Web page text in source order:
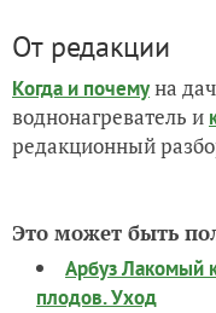
От редакции
Когда и почемуна
воднонагреватель и
редакционный
Это может быть
Арбуз Лакомый
плодов. Уход